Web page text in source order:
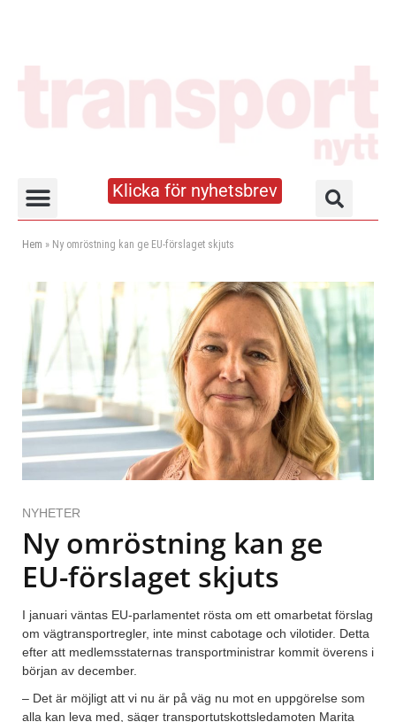
Klicka för nyhetsbrev
Hem » Ny omröstning kan ge EU-förslaget skjuts
NYHETER
Ny omröstning kan ge
EU-förslaget skjuts
I januari väntas EU-parlamentet rösta om ett omarbetat förslag
om vägtransportregler, inte minst cabotage och vilotider. Detta
efter att medlemsstaternas transportministrar kommit överens i
början av december.
– Det är möjligt att vi nu är på väg nu mot en uppgörelse som
alla kan leva med, säger transportutskottsledamoten Marita